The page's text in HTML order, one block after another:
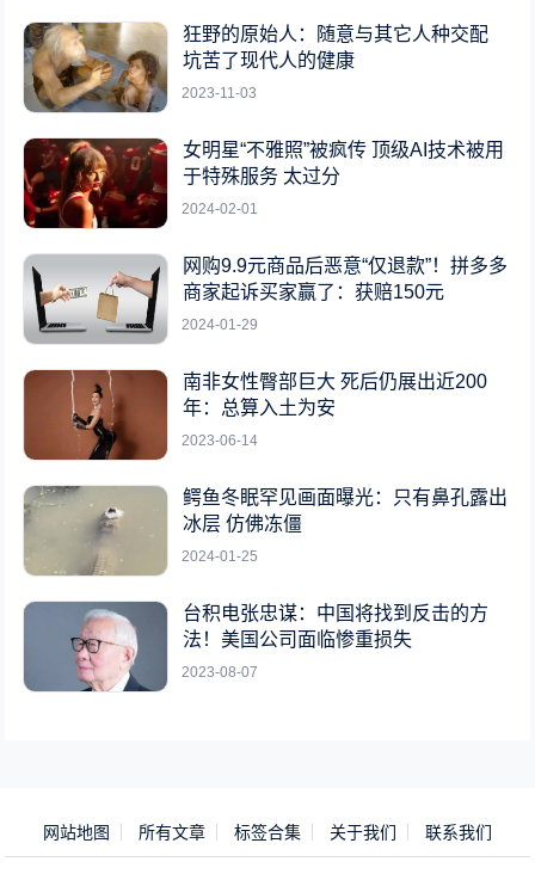
狂野的原始人：随意与其它人种交配
坑苦了现代人的健康
2023-11-03
女明星“不雅照”被疯传 顶级AI技术被用
于特殊服务 太过分
2024-02-01
网购9.9元商品后恶意“仅退款”！拼多多
商家起诉买家赢了：获赔150元
2024-01-29
南非女性臀部巨大 死后仍展出近200
年：总算入土为安
2023-06-14
鳄鱼冬眠罕见画面曝光：只有鼻孔露出
冰层 仿佛冻僵
2024-01-25
台积电张忠谋：中国将找到反击的方
法！美国公司面临惨重损失
2023-08-07
网站地图 所有文章 标签合集 关于我们 联系我们